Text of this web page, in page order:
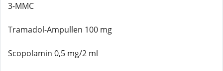
3-MMC
Tramadol-Ampullen 100 mg
Scopolamin 0,5 mg/2 ml